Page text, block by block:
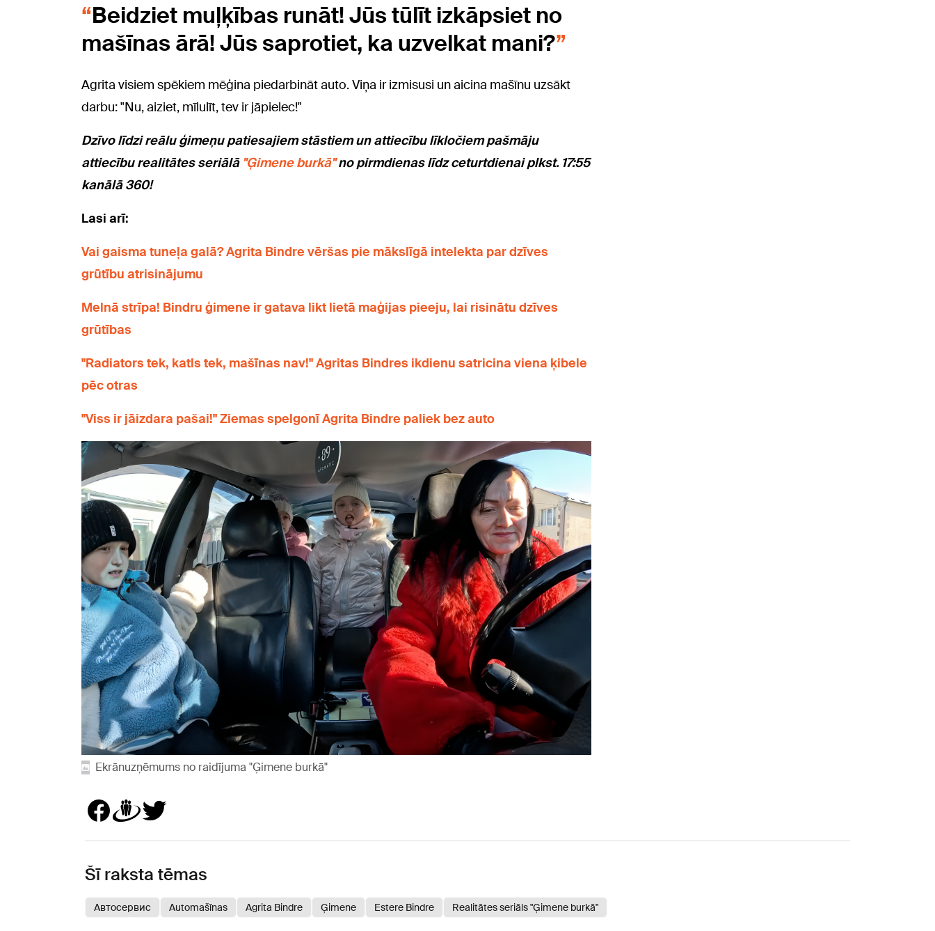
Beidziet muļķības runāt! Jūs tūlīt izkāpsiet no
mašīnas ārā! Jūs saprotiet, ka uzvelkat mani?
Agrita visiem spēkiem mēģina piedarbināt auto. Viņa ir izmisusi un aicina mašīnu uzsākt
darbu: "Nu, aiziet, mīlulīt, tev ir jāpielec!"
Dzīvo līdzi reālu ģimeņu patiesajiem stāstiem un attiecību līkločiem pašmāju
attiecību realitātes seriālā "Ģimene burkā"no pirmdienas līdz ceturtdienai plkst. 17:55
kanālā 360!
Lasi arī:
Vai gaisma tuneļa galā? Agrita Bindre vēršas pie mākslīgā intelekta par dzīves
grūtību atrisinājumu
Melnā strīpa! Bindru ģimene ir gatava likt lietā maģijas pieeju, lai risinātu dzīves
grūtības
"Radiators tek, katls tek, mašīnas nav!" Agritas Bindres ikdienu satricina viena ķibele
pēc otras
"Viss ir jāizdara pašai!" Ziemas spelgonī Agrita Bindre paliek bez auto
Ekrānuzņēmums no raidījuma "Ģimene burkā"
Šī raksta tēmas
Автосервис Automašīnas Agrita Bindre Ģimene Estere Bindre Realitātes seriāls "Ģimene burkā"